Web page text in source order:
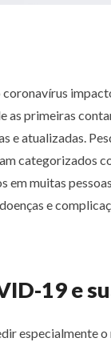
as primeiras
e atualizadas.
categorizados
em muitas
e
19 e
especialmente